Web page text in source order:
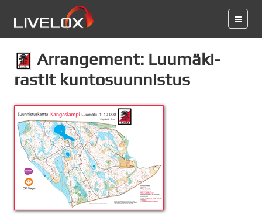
Arrangement: Luumäki-
rastit kuntosuunnistus